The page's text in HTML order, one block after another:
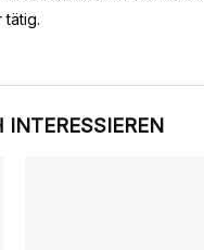
tätig.